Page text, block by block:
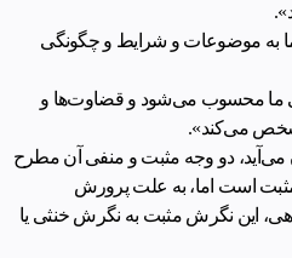
به موضوعات و شرایط و چگونگی
ما محسوب می‌شود و قضاوت‌ها و
می‌کند».
می‌آید، دو وجه مثبت و منفی آن مطرح
است اما، به علت پرورش
این نگرش مثبت به نگرش خنثی یا